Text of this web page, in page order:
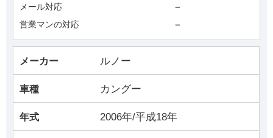
メール対応 －
営業マンの対応 －
メーカー ルノー
車種 カングー
年式 2006年/平成18年